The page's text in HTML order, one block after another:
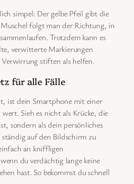
simpel: Der gelbe Pfeil gibt die
folgt man der Richtung, in
Trotzdem kann es
verwitterte Markierungen
stiften als helfen.
für alle Fälle
ist dein Smartphone mit einer
Sieh es nicht als Krücke, die
sondern als dein persönliches
auf den Bildschirm zu
an kniffligen
du verdächtig lange keine
hast. So bekommst du schnell